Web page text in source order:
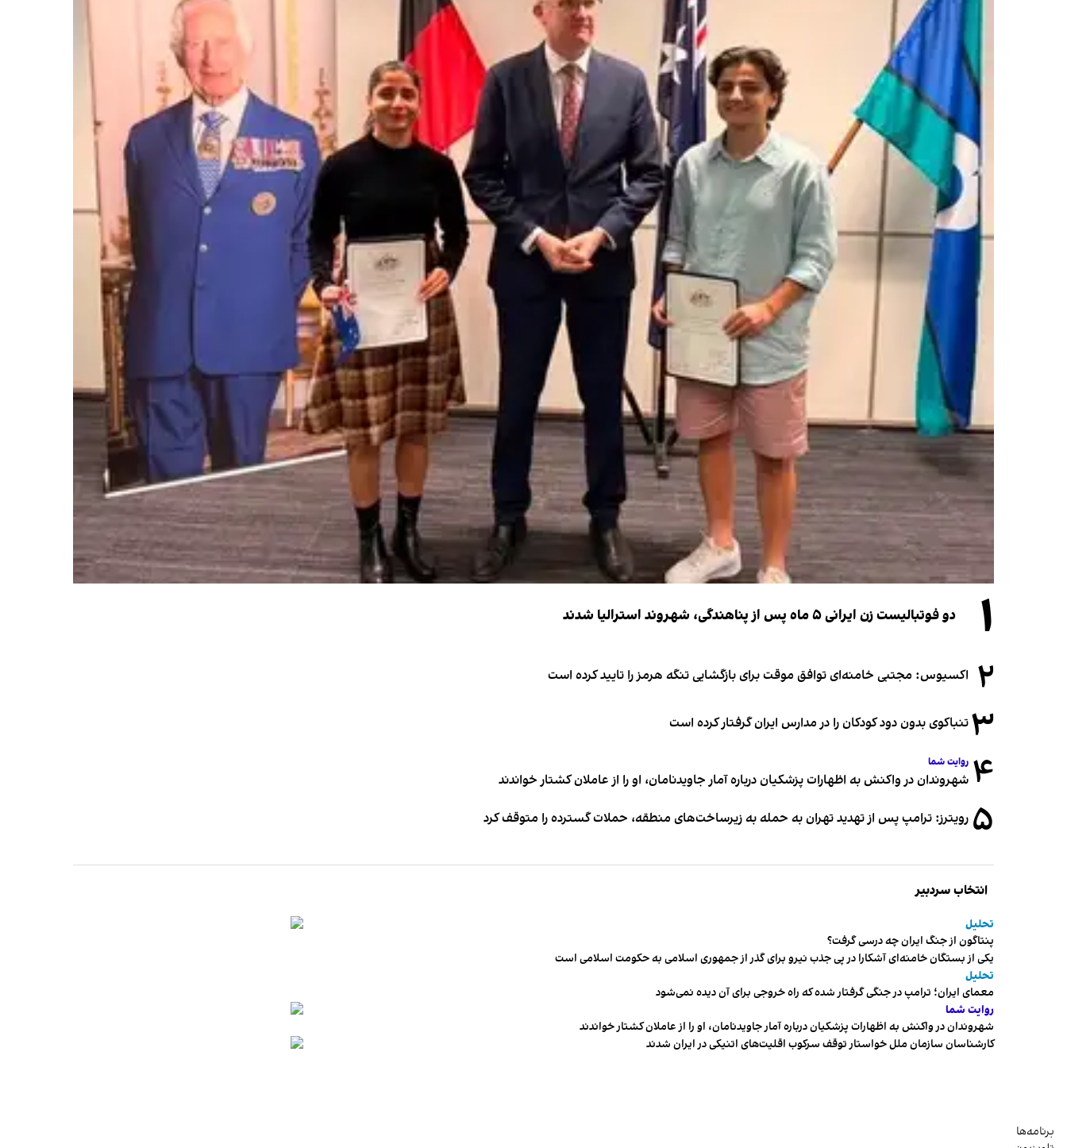
۱ دو فوتبالیست زن ایرانی ۵ ماه پس از پناهندگی، شهروند استرالیا شدند
۲ اکسیوس: مجتبی خامنه‌ای توافق موقت برای بازگشایی تنگه هرمز را تایید کرده است
۳تنباکوی بدون دود کودکان را در مدارس ایران گرفتار کرده است
۴ روایت شما
شهروندان در واکنش به اظهارات پزشکیان درباره آمار جاویدنامان، او را از عاملان کشتار خواندند
۵ رویترز: ترامپ پس از تهدید تهران به حمله به زیرساخت‌های منطقه، حملات گسترده را متوقف کرد
انتخاب سردبیر
تحلیل
پنتاگون از جنگ ایران چه درسی گرفت؟
یکی از بستگان خامنه‌ای آشکارا در پی جذب نیرو برای گذر از جمهوری اسلامی به حکومت اسلامی است
تحلیل
معمای ایران؛ ترامپ در جنگی گرفتار شده که راه خروجی برای آن دیده نمی‌شود
روایت شما
شهروندان در واکنش به اظهارات پزشکیان درباره آمار جاویدنامان، او را از عاملان کشتار خواندند
کارشناسان سازمان ملل خواستار توقف سرکوب اقلیت‌های اتنیکی در ایران شدند
برنامه‌ها